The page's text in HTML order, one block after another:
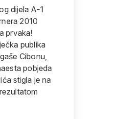
dijela A-1
2010
prvaka!
publika
Cibonu,
pobjeda
stigla je na